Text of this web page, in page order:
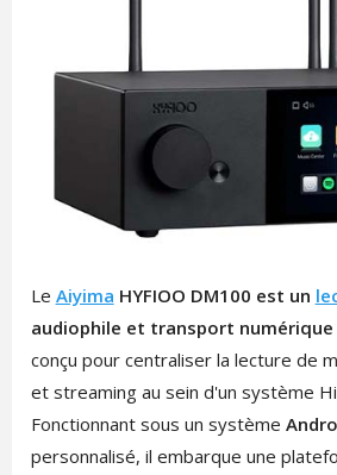
Le Aiyima HYFIOO DM100 est un
audiophile et transport numérique
conçu pour centraliser la lecture de
et streaming au sein d'un système
Fonctionnant sous un système
personnalisé, il embarque une